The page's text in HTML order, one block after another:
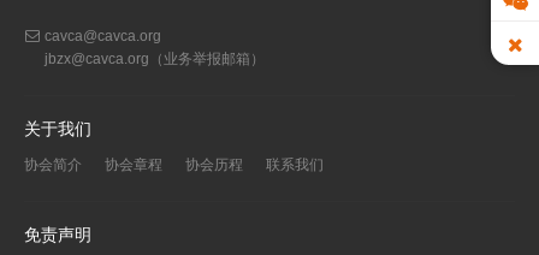
cavca@cavca.org
jbzx@cavca.org （业务举报邮箱）
关于我们
协会简介 协会章程 协会历程 联系我们
免责声明